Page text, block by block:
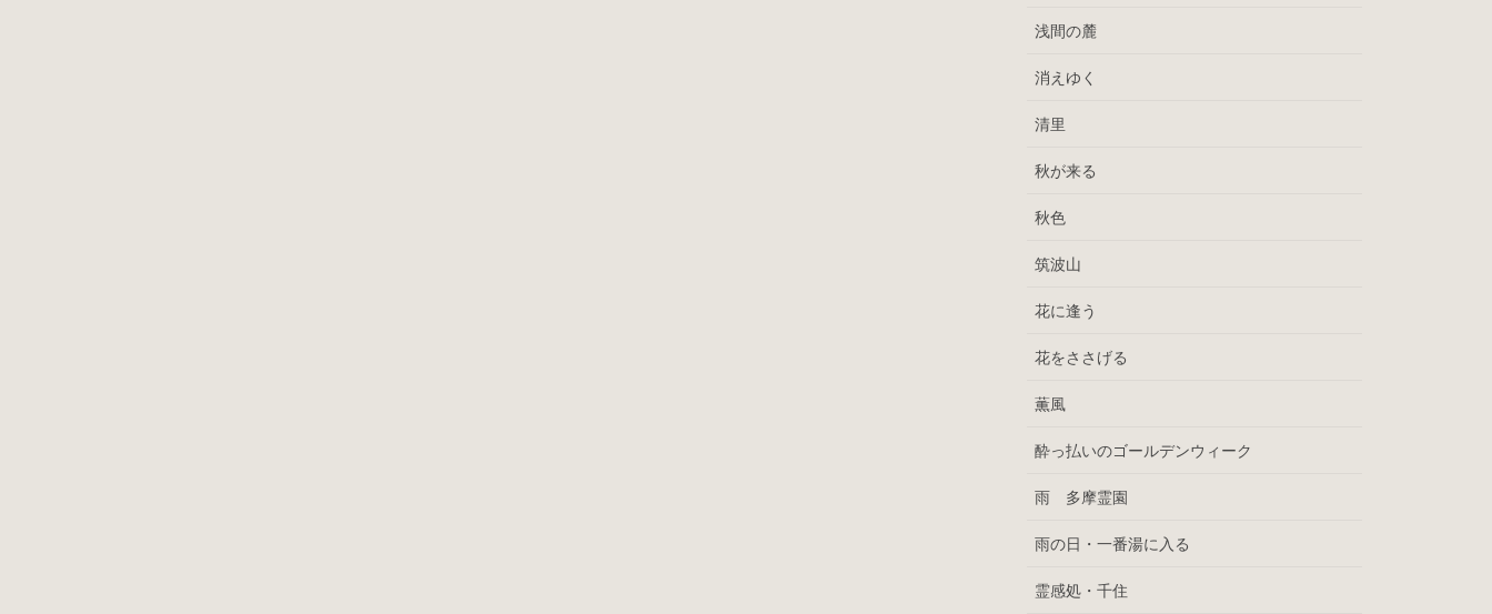
浅間の麓
消えゆく
清里
秋が来る
秋色
筑波山
花に逢う
花をささげる
薫風
酔っ払いのゴールデンウィーク
雨 多摩霊園
雨の日・一番湯に入る
霊感処・千住